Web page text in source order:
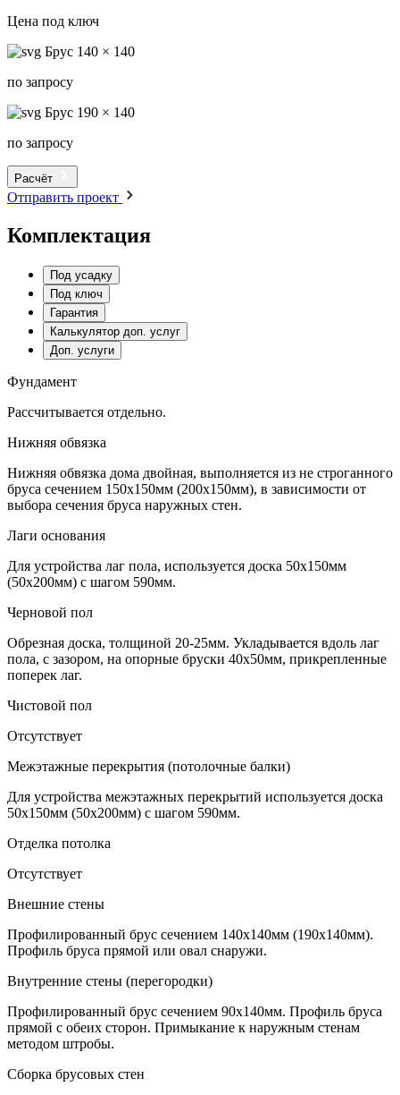
Цена под ключ
Брус 140 × 140
по запросу
Брус 190 × 140
по запросу
Расчёт
Отправить проект
Комплектация
Под усадку
Под ключ
Гарантия
Калькулятор доп. услуг
Доп. услуги
Фундамент
Рассчитывается отдельно.
Нижняя обвязка
Нижняя обвязка дома двойная, выполняется из не строганного
бруса сечением 150х150мм (200х150мм), в зависимости от
выбора сечения бруса наружных стен.
Лаги основания
Для устройства лаг пола, используется доска 50х150мм
(50х200мм) с шагом 590мм.
Черновой пол
Обрезная доска, толщиной 20-25мм. Укладывается вдоль лаг
пола, с зазором, на опорные бруски 40х50мм, прикрепленные
поперек лаг.
Чистовой пол
Отсутствует
Межэтажные перекрытия (потолочные балки)
Для устройства межэтажных перекрытий используется доска
50х150мм (50х200мм) с шагом 590мм.
Отделка потолка
Отсутствует
Внешние стены
Профилированный брус сечением 140х140мм (190х140мм).
Профиль бруса прямой или овал снаружи.
Внутренние стены (перегородки)
Профилированный брус сечением 90х140мм. Профиль бруса
прямой с обеих сторон. Примыкание к наружным стенам
методом штробы.
Сборка брусовых стен